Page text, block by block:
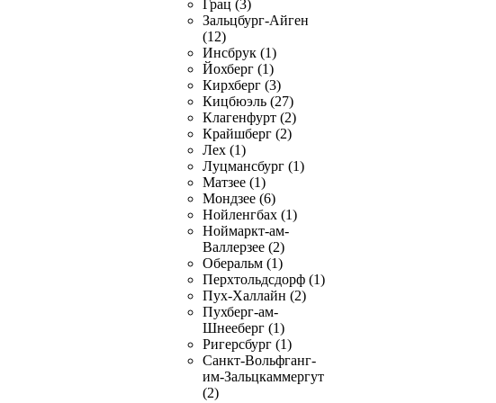
Грац (3)
Зальцбург-Айген
(12)
Инсбрук (1)
Йохберг (1)
Кирхберг (3)
Кицбюэль (27)
Клагенфурт (2)
Крайшберг (2)
Лех (1)
Луцмансбург (1)
Матзее (1)
Мондзее (6)
Нойленгбах (1)
Ноймаркт-ам-
Валлерзее (2)
Оберальм (1)
Перхтольдсдорф (1)
Пух-Халлайн (2)
Пухберг-ам-
Шнееберг (1)
Ригерсбург (1)
Санкт-Вольфганг-
им-Зальцкаммергут
(2)